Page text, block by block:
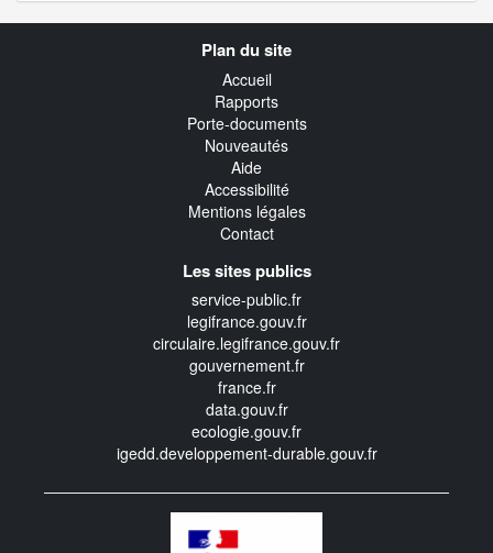
Plan du site
Accueil
Rapports
Porte-documents
Nouveautés
Aide
Accessibilité
Mentions légales
Contact
Les sites publics
service-public.fr
legifrance.gouv.fr
circulaire.legifrance.gouv.fr
gouvernement.fr
france.fr
data.gouv.fr
ecologie.gouv.fr
igedd.developpement-durable.gouv.fr